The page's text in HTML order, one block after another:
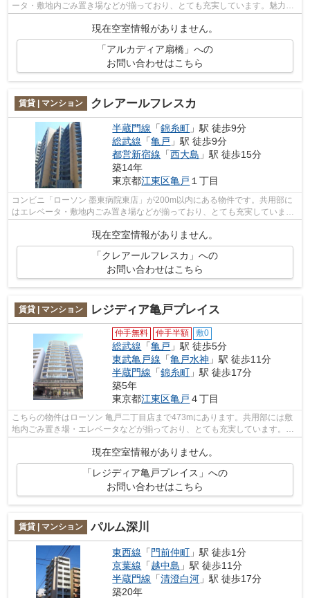
ータ・敷地内ごみ置き場などが揃っており、とても充実しています。魅力的
現在空室情報がありません。
「アルカディア扇橋」への
お問い合わせはこちら
賃貸 | マンション クレアールフレスカ
半蔵門線 「錦糸町 」駅 徒歩9分
総武線 「亀戸 」駅 徒歩9分
都営新宿線 「西大島 」駅 徒歩15分
築14年
東京都江東区亀戸 １丁目
コンビニ「ローソン 墨東病院東店」が200m以内にある物件です。共用部に
はエレベータ・敷地内ごみ置き場などが揃っており、とても充実していま
す。こちらの物件はマンションです。物件...
現在空室情報がありません。
「クレアールフレスカ」への
お問い合わせはこちら
賃貸 | マンション レジディア亀戸プレイス
仲手無料 仲手半額 敷0
総武線 「亀戸 」駅 徒歩5分
東武亀戸線 「亀戸水神 」駅 徒歩11分
半蔵門線 「錦糸町 」駅 徒歩17分
築5年
東京都江東区亀戸 ４丁目
こちらの物件はローソン 亀戸二丁目店まで473mにあります。共用部には敷
地内ごみ置き場・エレベータなどが揃っており、とても充実しています。外
現在空室情報がありません。
「レジディア亀戸プレイス」への
お問い合わせはこちら
賃貸 | マンション パルム深川
東西線 「 門前仲町 」駅 徒歩1分
京葉線 「越中島 」駅 徒歩11分
半蔵門線 「清澄白河 」駅 徒歩17分
築20年